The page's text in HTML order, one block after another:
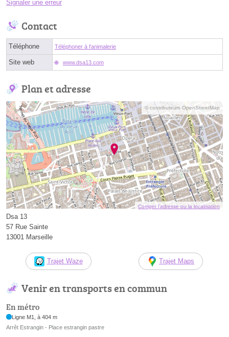
Signaler une erreur
Contact
Téléphone Téléphoner à l'animalerie
Site web www.dsa13.com
Plan et adresse
© contributeurs OpenStreetMap
Corriger l’adresse ou la localisation
Dsa 13
57 Rue Sainte
13001 Marseille
Trajet Waze Trajet Maps
Venir en transports en commun
En métro
Ligne M1, à 404 m
Arrêt Estrangin - Place estrangin pastre